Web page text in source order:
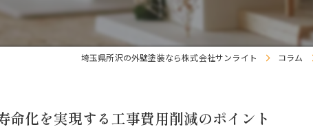
埼玉県所沢の外壁塗装なら株式会社サンライト コラム
命化を実現する工事費用削減のポイント